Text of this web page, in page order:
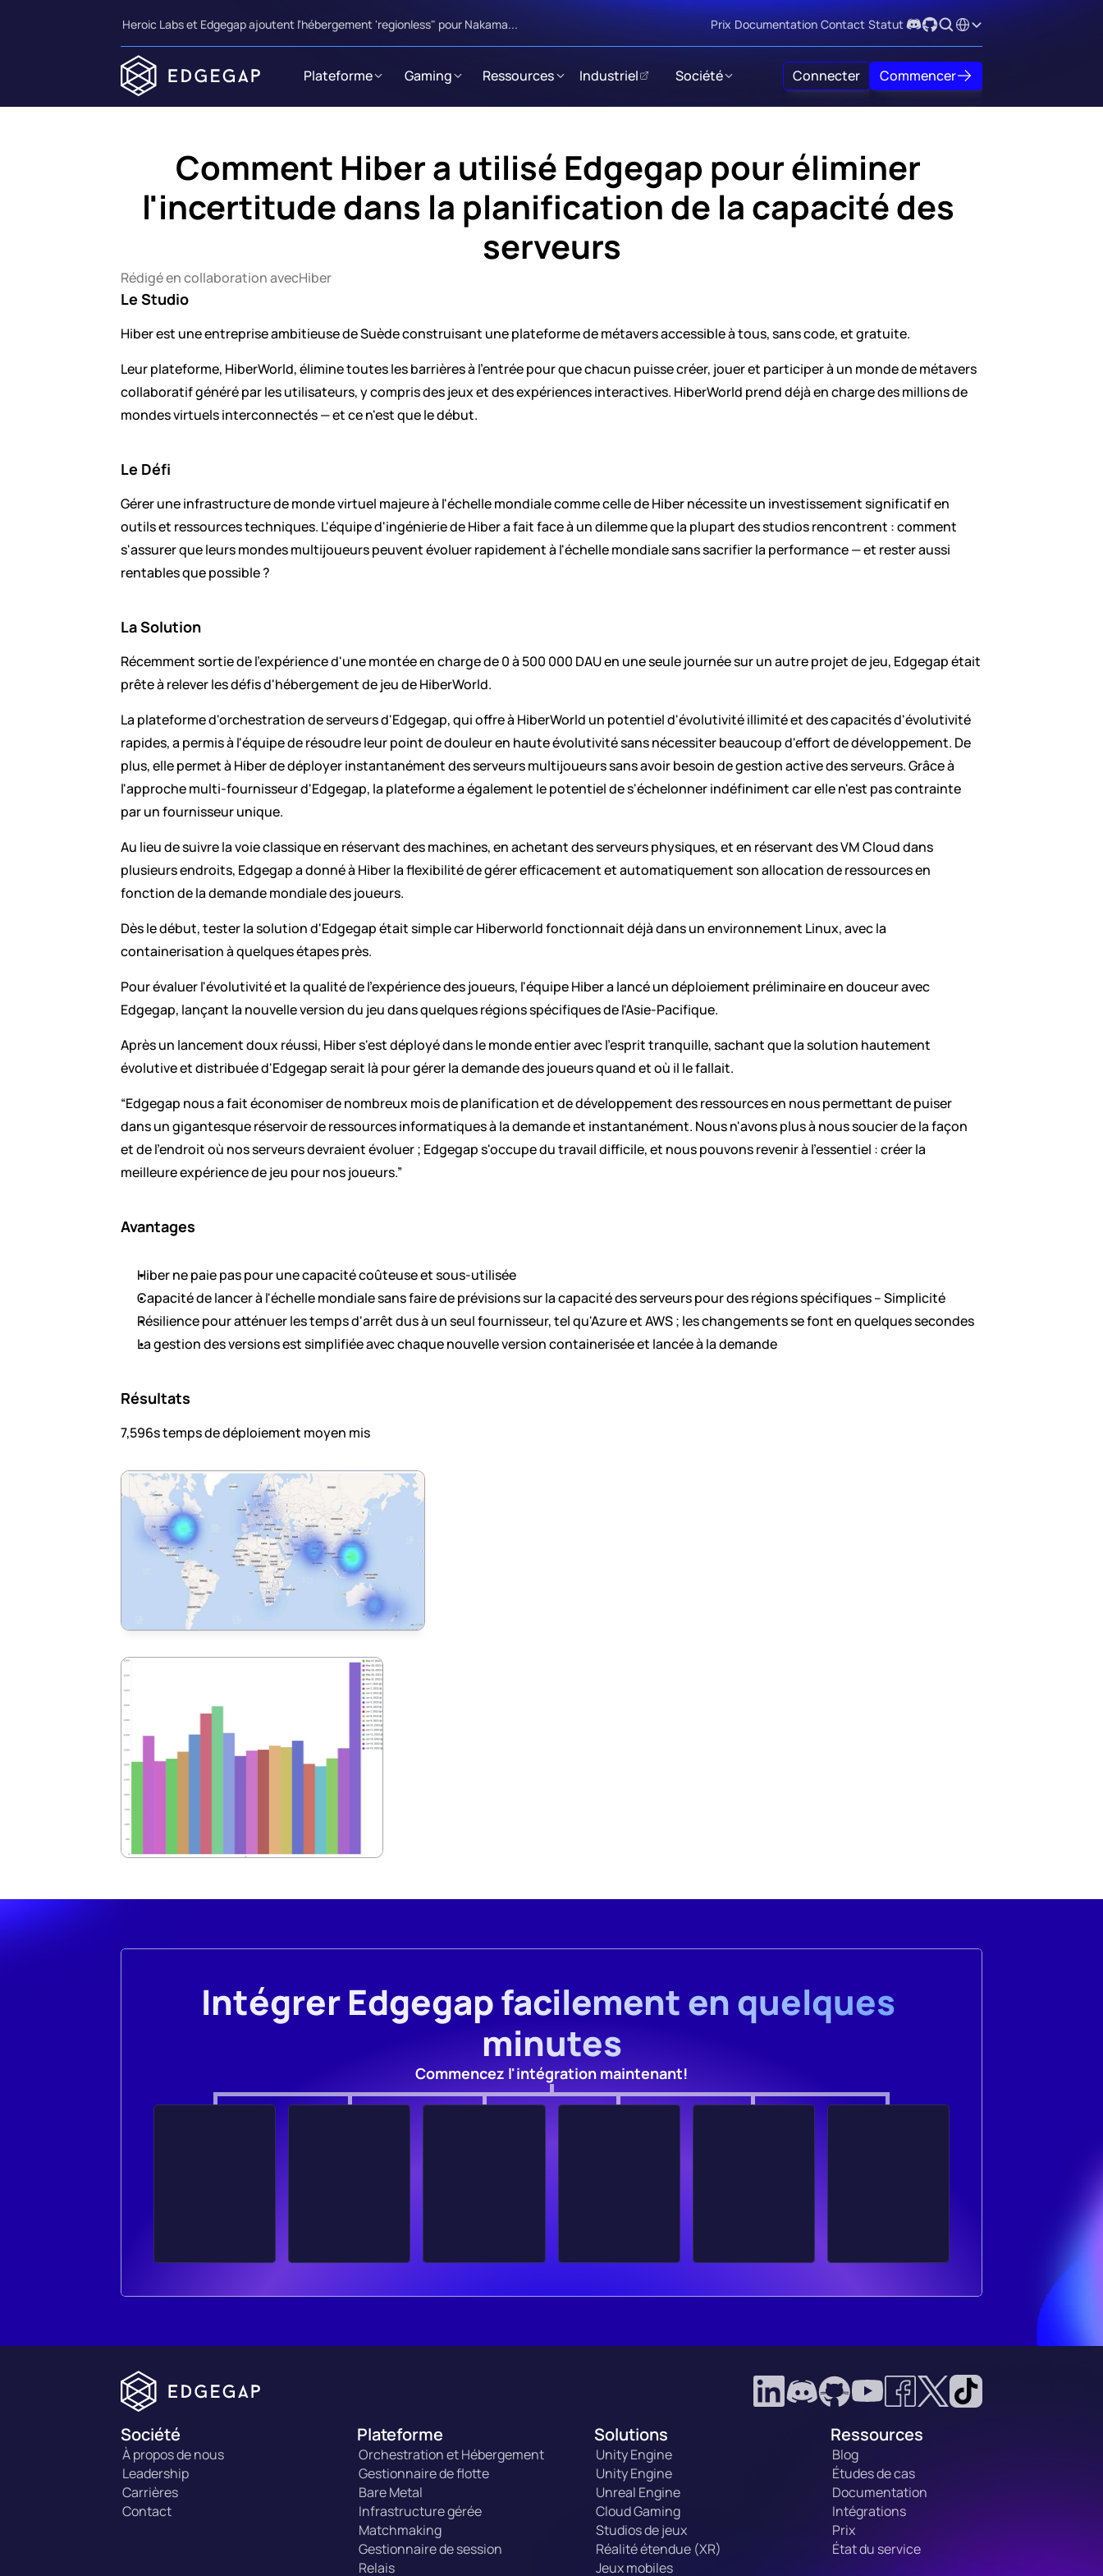
Heroic Labs et Edgegap ajoutent l'hébergement 'regionless" pour Nakama... Prix Documentation Contact Statut Select Language
Plateforme Gaming Ressources Industriel Société Connecter Commencer
Comment Hiber a utilisé Edgegap pour éliminer
l'incertitude dans la planification de la capacité des
serveurs
Rédigé en collaboration avecHiber
Le Studio
Hiber est une entreprise ambitieuse de Suède construisant une plateforme de métavers accessible à tous, sans code, et gratuite.
Leur plateforme, HiberWorld, élimine toutes les barrières à l'entrée pour que chacun puisse créer, jouer et participer à un monde de métavers
collaboratif généré par les utilisateurs, y compris des jeux et des expériences interactives. HiberWorld prend déjà en charge des millions de
mondes virtuels interconnectés — et ce n'est que le début.
Le Défi
Gérer une infrastructure de monde virtuel majeure à l'échelle mondiale comme celle de Hiber nécessite un investissement significatif en
outils et ressources techniques. L'équipe d'ingénierie de Hiber a fait face à un dilemme que la plupart des studios rencontrent : comment
s'assurer que leurs mondes multijoueurs peuvent évoluer rapidement à l'échelle mondiale sans sacrifier la performance — et rester aussi
rentables que possible ?
La Solution
Récemment sortie de l'expérience d'une montée en charge de 0 à 500 000 DAU en une seule journée sur un autre projet de jeu, Edgegap était
prête à relever les défis d'hébergement de jeu de HiberWorld.
La plateforme d'orchestration de serveurs d'Edgegap, qui offre à HiberWorld un potentiel d'évolutivité illimité et des capacités d'évolutivité
rapides, a permis à l'équipe de résoudre leur point de douleur en haute évolutivité sans nécessiter beaucoup d'effort de développement. De
plus, elle permet à Hiber de déployer instantanément des serveurs multijoueurs sans avoir besoin de gestion active des serveurs. Grâce à
l'approche multi-fournisseur d'Edgegap, la plateforme a également le potentiel de s'échelonner indéfiniment car elle n'est pas contrainte
par un fournisseur unique.
Au lieu de suivre la voie classique en réservant des machines, en achetant des serveurs physiques, et en réservant des VM Cloud dans
plusieurs endroits, Edgegap a donné à Hiber la flexibilité de gérer efficacement et automatiquement son allocation de ressources en
fonction de la demande mondiale des joueurs.
Dès le début, tester la solution d'Edgegap était simple car Hiberworld fonctionnait déjà dans un environnement Linux, avec la
containerisation à quelques étapes près.
Pour évaluer l'évolutivité et la qualité de l'expérience des joueurs, l'équipe Hiber a lancé un déploiement préliminaire en douceur avec
Edgegap, lançant la nouvelle version du jeu dans quelques régions spécifiques de l'Asie-Pacifique.
Après un lancement doux réussi, Hiber s'est déployé dans le monde entier avec l'esprit tranquille, sachant que la solution hautement
évolutive et distribuée d'Edgegap serait là pour gérer la demande des joueurs quand et où il le fallait.
“Edgegap nous a fait économiser de nombreux mois de planification et de développement des ressources en nous permettant de puiser
dans un gigantesque réservoir de ressources informatiques à la demande et instantanément. Nous n'avons plus à nous soucier de la façon
et de l'endroit où nos serveurs devraient évoluer ; Edgegap s'occupe du travail difficile, et nous pouvons revenir à l'essentiel : créer la
meilleure expérience de jeu pour nos joueurs.”
Avantages
Hiber ne paie pas pour une capacité coûteuse et sous-utilisée
Capacité de lancer à l'échelle mondiale sans faire de prévisions sur la capacité des serveurs pour des régions spécifiques – Simplicité
Résilience pour atténuer les temps d'arrêt dus à un seul fournisseur, tel qu'Azure et AWS ; les changements se font en quelques secondes
La gestion des versions est simplifiée avec chaque nouvelle version containerisée et lancée à la demande
Résultats
7,596s temps de déploiement moyen mis
Intégrer Edgegap facilement en quelques
minutes
Commencez l'intégration maintenant!
Société
À propos de nous
Leadership
Carrières
Contact
Plateforme
Orchestration et Hébergement
Gestionnaire de flotte
Bare Metal
Infrastructure gérée
Matchmaking
Gestionnaire de session
Relais
Solutions
Unity Engine
Unity Engine
Unreal Engine
Cloud Gaming
Studios de jeux
Réalité étendue (XR)
Jeux mobiles
Ressources
Blog
Études de cas
Documentation
Intégrations
Prix
État du service